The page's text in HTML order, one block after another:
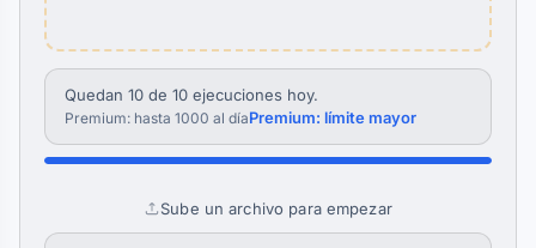
Quedan 10 de 10 ejecuciones hoy.
Premium: hasta 1000 al díaPremium: límite mayor
Sube un archivo para empezar